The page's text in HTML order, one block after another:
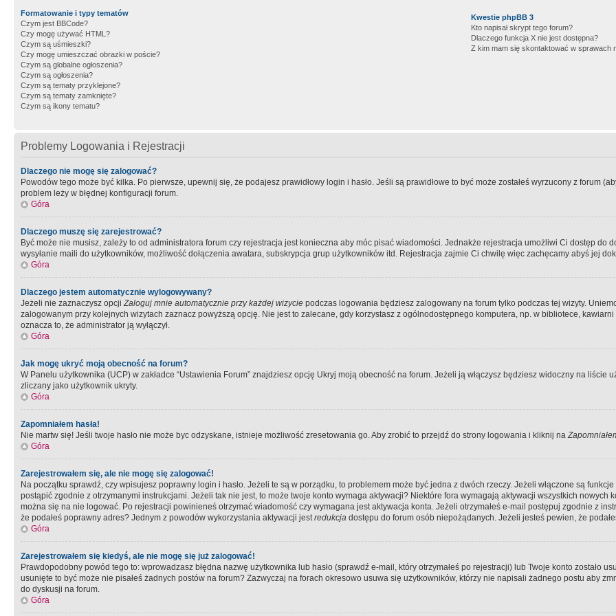
Formatowanie i typy tematów
Czym jest BBCode?
Czy mogę używać HTML?
Czym są uśmieszki?
Czy mogę umieszczać obrazki w poście?
Czym są globalne ogłoszenia?
Czym są ogłoszenia?
Czym są tematy przyklejone?
Czym są tematy zamknięte?
Czym są ikony tematu?
Kwestie phpBB 3
Kto napisał skrypt tego forum?
Dlaczego funkcja X nie jest dostępna?
Z kim mam się skontaktować w
Problemy Logowania i Rejestracji
Dlaczego nie mogę się zalogować?
Powodów tego może być kilka. Po pierwsze, upewnij się, że podajesz prawidłowy login i hasło. Jeśli są prawidłowe to być może zostałeś wyrzucony z forum
problem leży w błędnej konfiguracji forum.
Góra
Dlaczego muszę się zarejestrować?
Być może nie musisz, zależy to od administratora forum czy rejestracja jest konieczna aby móc pisać wiadomości. Jednakże rejestracja umożliwi Ci dostęp
wysyłanie maili do użytkowników, możliwość dołączenia awatara, subskrypcja grup użytkowników itd. Rejestracja zajmie Ci chwilę więc zachęcamy abyś jej
Góra
Dlaczego jestem automatycznie wylogowywany?
Jeżeli nie zaznaczysz opcjiZaloguj mnie automatycznie przy każdej wizycie podczas logowania będziesz zalogowany na forum tylko podczas tej wizyty.
zalogowanym przy kolejnych wizytach zaznacz powyższą opcję. Nie jest to zalecane, gdy korzystasz z ogólnodostępnego komputera, np. w bibliotece,
oznacza to, że administrator ją wyłączył.
Góra
Jak mogę ukryć moją obecność na forum?
W Panelu użytkownika (UCP) w zakładce “Ustawienia Forum” znajdziesz opcję Ukryj moją obecność na forum. Jeżeli ją włączysz będziesz widoczny na
zliczany jako użytkownik ukryty.
Góra
Zapomniałem hasła!
Nie martw się! Jeśli twoje hasło nie może byc odzyskane, istnieje możliwość zresetowania go. Aby zrobić to przejdź do strony logowania i kliknij na
Góra
Zarejestrowałem się, ale nie mogę się zalogować!
Na początku sprawdź, czy wpisujesz poprawny login i hasło. Jeżeli te są w porządku, to problemem może być jedna z dwóch rzeczy. Jeżeli włączone są
postąpić zgodnie z otrzymanymi instrukcjami. Jeżeli tak nie jest, to może twoje konto wymaga aktywacji? Niektóre fora wymagają aktywacji wszystkich nowych
można się na nie logować. Po rejestracji powinieneś otrzymać wiadomość czy wymagana jest aktywacja konta. Jeżeli otrzymałeś e-mail postępuj zgodnie z
że podałeś poprawny adres? Jednym z powodów wykorzystania aktywacji jestredukcja dostępu do forum osób niepożądanych. Jeżeli jesteś pewien, że
Góra
Zarejestrowałem się kiedyś, ale nie mogę się już zalogować!
Prawdopodobny powód tego to: wprowadzasz błędna nazwę użytkownika lub hasło (sprawdź e-mail, który otrzymałeś po rejestracji) lub Twoje konto zostało
usunięte to być może nie pisałeś żadnych postów na forum? Zazwyczaj na forach okresowo usuwa się użytkowników, którzy nie napisali żadnego postu aby
do dyskusji na forum.
Góra